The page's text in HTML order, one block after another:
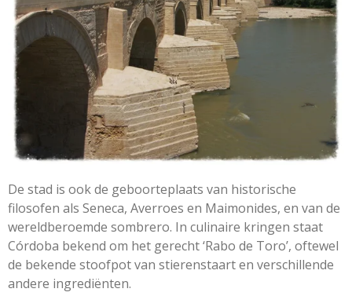
De stad is ook de geboorteplaats van historische
filosofen als Seneca, Averroes en Maimonides, en van de
wereldberoemde sombrero. In culinaire kringen staat
Córdoba bekend om het gerecht ‘Rabo de Toro’, oftewel
de bekende stoofpot van stierenstaart en verschillende
andere ingrediënten.